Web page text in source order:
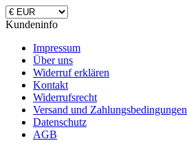
Kundeninfo
Impressum
Über uns
Widerruf erklären
Kontakt
Widerrufsrecht
Versand und Zahlungsbedingungen
Datenschutz
AGB